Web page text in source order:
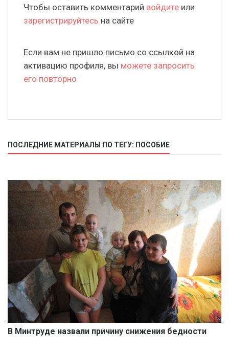
Чтобы оставить комментарий войдите или
зарегистрируйтесь на сайте
Если вам не пришло письмо со ссылкой на
активацию профиля, вы можете запросить
его повторно
ПОСЛЕДНИЕ МАТЕРИАЛЫ ПО ТЕГУ: ПОСОБИЕ
В Минтруде назвали причину снижения бедности